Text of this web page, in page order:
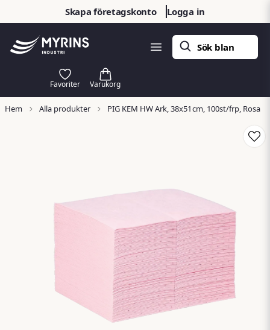
Skapa företagskonto Logga in
Hem Alla produkter PIG KEM HW Ark, 38x51cm, 100st/frp, Rosa